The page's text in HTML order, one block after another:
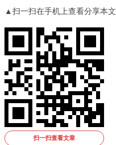
▲扫一扫在手机上查看分享本文
扫一扫查看文章